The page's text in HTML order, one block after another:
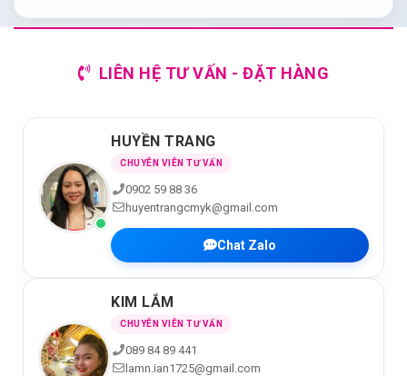
LIÊN HỆ TƯ VẤN - ĐẶT HÀNG
HUYỀN TRANG
CHUYÊN VIÊN TƯ VẤN
0902 59 88 36
huyentrangcmyk@gmail.com
Chat Zalo
KIM LẮM
CHUYÊN VIÊN TƯ VẤN
089 84 89 441
lamn.ian1725@gmail.com